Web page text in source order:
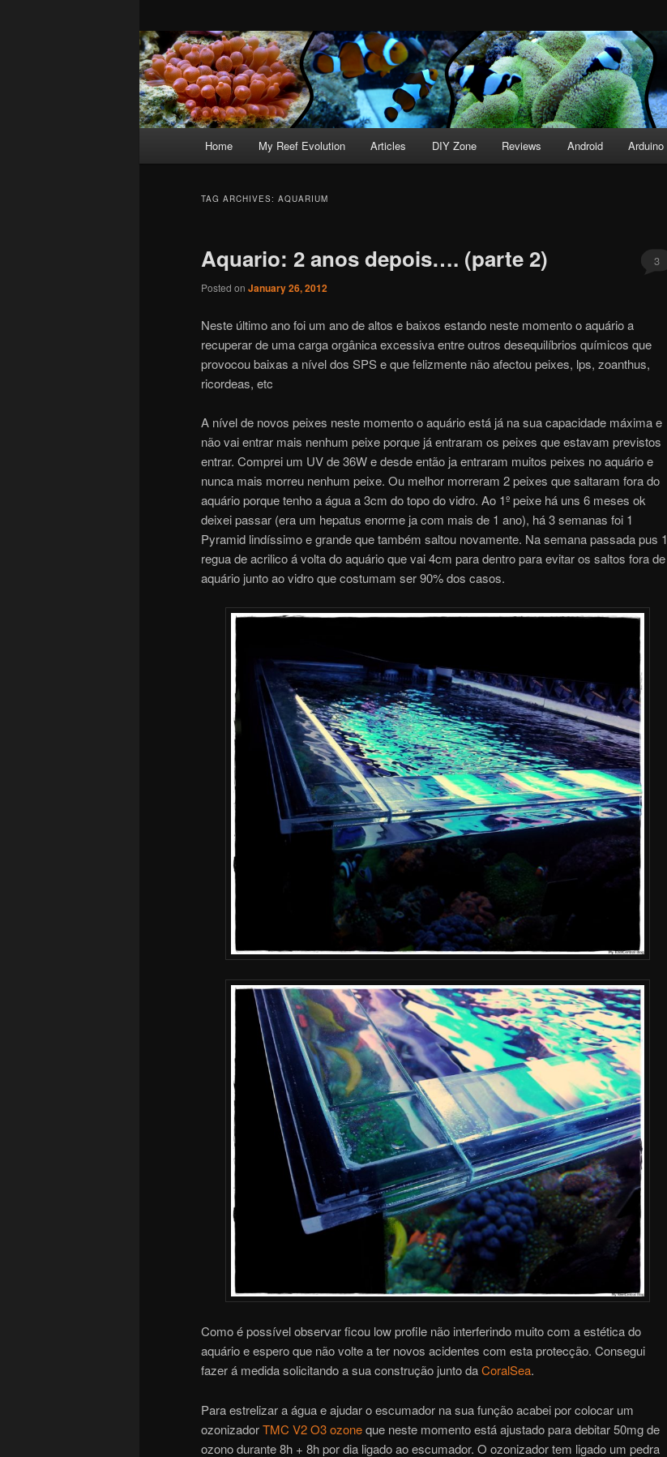
Home My Reef Evolution Articles DIY Zone Reviews Android Arduino
TAG ARCHIVES: AQUARIUM
Aquario: 2 anos depois…. (parte 2)
Posted on January 26, 2012
3
Neste último ano foi um ano de altos e baixos estando neste momento o aquário a
recuperar de uma carga orgânica excessiva entre outros desequilíbrios químicos que
provocou baixas a nível dos SPS e que felizmente não afectou peixes, lps, zoanthus,
ricordeas, etc
A nível de novos peixes neste momento o aquário está já na sua capacidade máxima e
não vai entrar mais nenhum peixe porque já entraram os peixes que estavam previstos
entrar. Comprei um UV de 36W e desde então ja entraram muitos peixes no aquário e
nunca mais morreu nenhum peixe. Ou melhor morreram 2 peixes que saltaram fora do
aquário porque tenho a água a 3cm do topo do vidro. Ao 1º peixe há uns 6 meses ok
deixei passar (era um hepatus enorme ja com mais de 1 ano), há 3 semanas foi 1
Pyramid lindíssimo e grande que também saltou novamente. Na semana passada pus 1
regua de acrilico á volta do aquário que vai 4cm para dentro para evitar os saltos fora de
aquário junto ao vidro que costumam ser 90% dos casos.
Como é possível observar ficou low profile não interferindo muito com a estética do
aquário e espero que não volte a ter novos acidentes com esta protecção. Consegui
fazer á medida solicitando a sua construção junto daCoralSea.
Para estrelizar a água e ajudar o escumador na sua função acabei por colocar um
ozonizadorTMC V2 O3 ozoneque neste momento está ajustado para debitar 50mg de
ozono durante 8h + 8h por dia ligado ao escumador. O ozonizador tem ligado um pedra